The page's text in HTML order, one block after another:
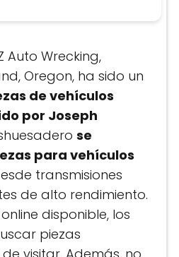
Auto Wrecking,
Oregon, ha sido un
de vehículos
por Joseph
se
para vehículos
transmisiones
de alto rendimiento.
disponible, los
piezas